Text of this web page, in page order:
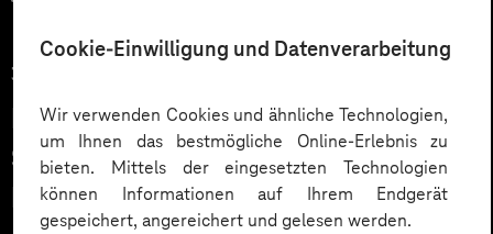
Cookie-Einwilligung und Datenverarbeitung
Wir verwenden Cookies und ähnliche Technologien,
um Ihnen das bestmögliche Online-Erlebnis zu
bieten. Mittels der eingesetzten Technologien
können Informationen auf Ihrem Endgerät
gespeichert, angereichert und gelesen werden.
30.09.2025
KI statt Agentur? Der Weg zum
Self Service mit KI-Agent
Marketing